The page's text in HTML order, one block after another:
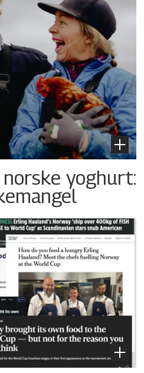
yoghurt: